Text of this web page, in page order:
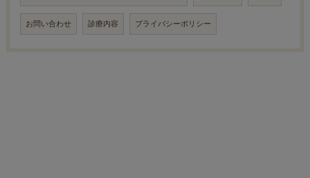
お問い合わせ 診療内容 プライバシーポリシー